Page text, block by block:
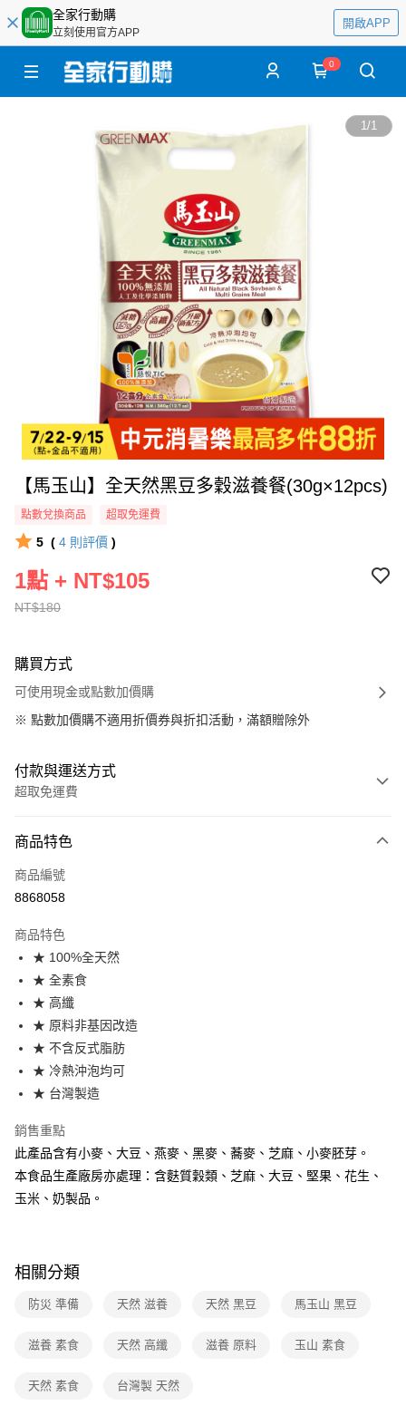
全家行動購
立刻使用官方APP
開啟APP
0
1/1
【馬玉山】全天然黑豆多穀滋養餐(30g×12pcs)
點數兌換商品 超取免運費
5 ( 4 則評價 )
NT$180
1點 + NT$105
購買方式
可使用現金或點數加價購
※ 點數加價購不適用折價券與折扣活動，滿額贈除外
付款與運送方式
超取免運費
全家線上支付
運送方式
全家取貨付款
免運費
常溫-付款後全家取貨
免運費
商品特色
商品編號
8868058
商品特色
★ 100%全天然
★ 全素食
★ 高纖
★ 原料非基因改造
★ 不含反式脂肪
★ 冷熱沖泡均可
★ 台灣製造
銷售重點
此產品含有小麥、大豆、燕麥、黑麥、蕎麥、芝麻、小麥胚芽。
本食品生產廠房亦處理：含麩質穀類、芝麻、大豆、堅果、花生、
玉米、奶製品。
相關分類
防災 準備 天然 滋養 天然 黑豆 馬玉山 黑豆
滋養 素食 天然 高纖 滋養 原料 玉山 素食
天然 素食 台灣製 天然